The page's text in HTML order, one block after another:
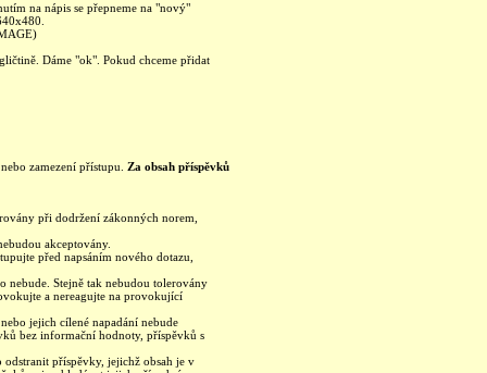
na nápis se přepneme na "nový"
Dáme "ok". Pokud chceme přidat
zamezení přístupu. Za obsah příspěvků
při dodržení zákonných norem,
akceptovány.
před napsáním nového dotazu,
nebude. Stejně tak nebudou tolerovány
a nereagujte na provokující
jejich cílené napadání nebude
bez informační hodnoty, příspěvků s
příspěvky, jejichž obsah je v